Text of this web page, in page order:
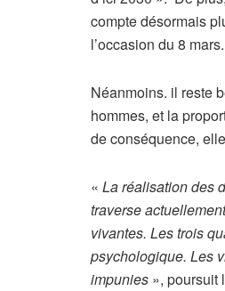
compte désormais
l’occasion du 8 mars.
Néanmoins. il reste
hommes, et la
de conséquence,
« La réalisation des
traverse
vivantes. Les trois
psychologique. Les
impunies », poursuit